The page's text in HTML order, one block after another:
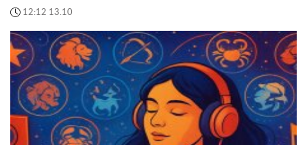
12:12 13.10